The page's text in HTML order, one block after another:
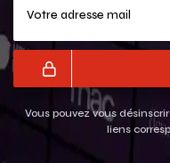
Vous pouvez vous
liens